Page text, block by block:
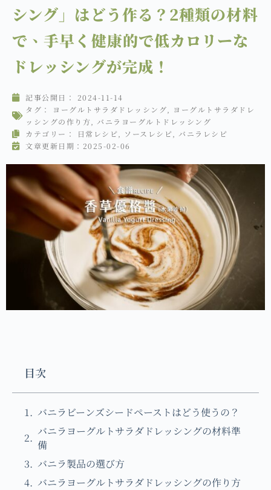
シング」はどう作る？2種類の材料
で、手早く健康的で低カロリーな
ドレッシングが完成！
記事公開日：
2024-11-14
タグ：
ヨーグルトサラダドレッシング
ヨーグルトサラダドレ
ッシングの作り方
バニラヨーグルトドレッシング
カテゴリー：
日常レシピ ソースレシピ
バニラレシピ
文章更新日期：2025-02-06
目次
バニラビーンズシードペーストはどう使うの？
バニラヨーグルトサラダドレッシングの材料準
備
バニラ製品の選び方
バニラヨーグルトサラダドレッシングの作り方